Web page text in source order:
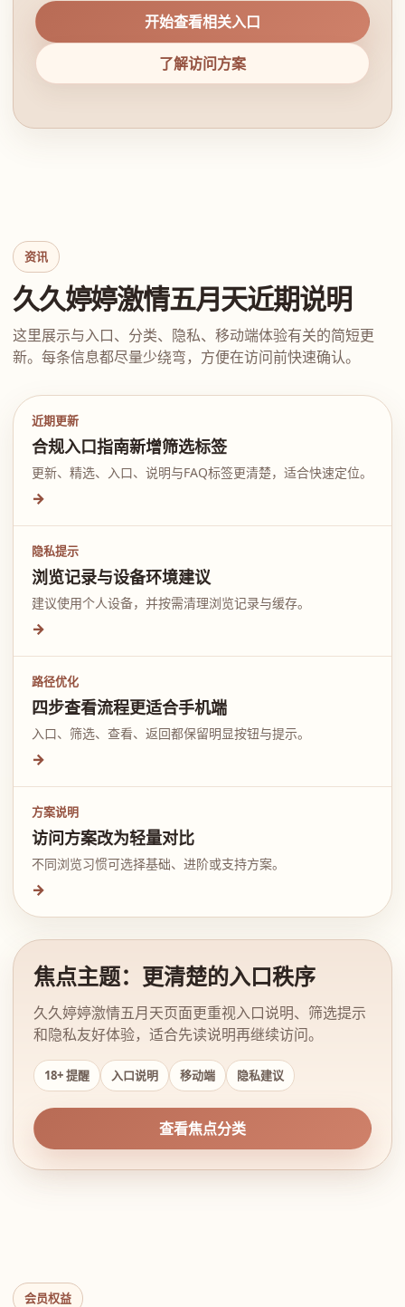
开始查看相关入口
了解访问方案
资讯
久久婷婷激情五月天近期说明
这里展示与入口、分类、隐私、移动端体验有关的简短更
新。每条信息都尽量少绕弯，方便在访问前快速确认。
近期更新
合规入口指南新增筛选标签
更新、精选、入口、说明与FAQ标签更清楚，适合快速定位。
→
隐私提示
浏览记录与设备环境建议
建议使用个人设备，并按需清理浏览记录与缓存。
→
路径优化
四步查看流程更适合手机端
入口、筛选、查看、返回都保留明显按钮与提示。
→
方案说明
访问方案改为轻量对比
不同浏览习惯可选择基础、进阶或支持方案。
→
焦点主题：更清楚的入口秩序
久久婷婷激情五月天页面更重视入口说明、筛选提示
和隐私友好体验，适合先读说明再继续访问。
18+ 提醒 入口说明 移动端 隐私建议
查看焦点分类
会员权益